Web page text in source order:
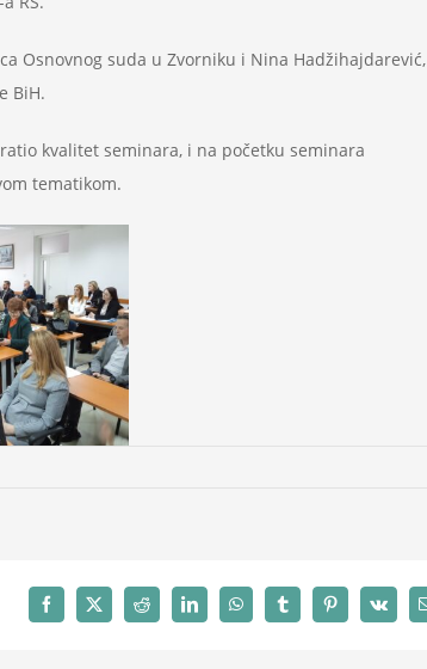
Osnovnog suda u Zvorniku i Nina Hadžihajdarević,
BiH.
kvalitet seminara, i na početku seminara
tematikom.